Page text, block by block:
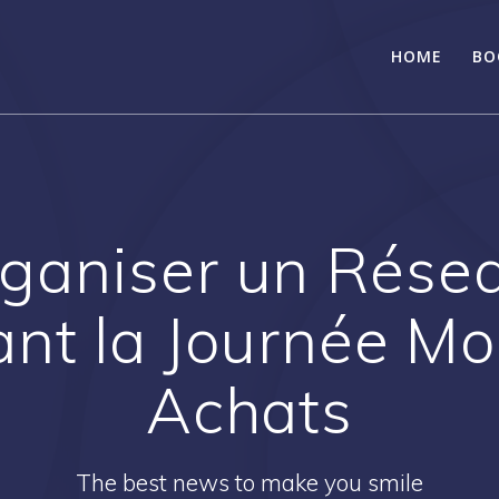
HOME
un
la Journée
Achats
The best news to make you smile